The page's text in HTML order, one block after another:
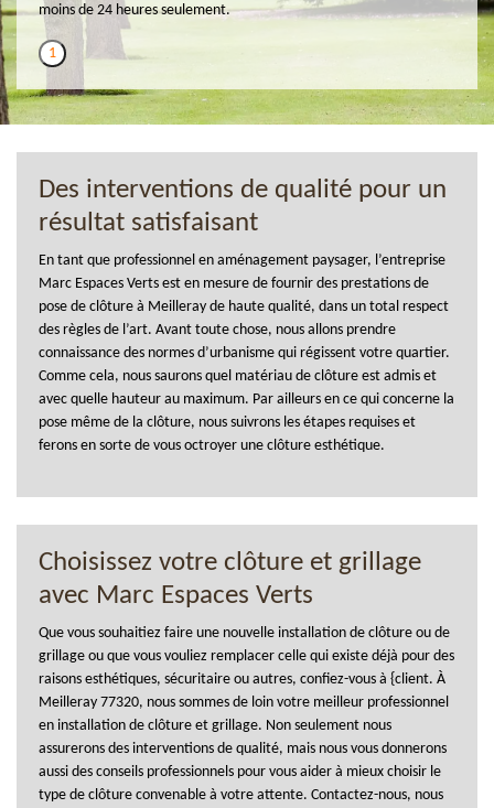
moins de 24 heures seulement.
1
Des interventions de qualité pour un
résultat satisfaisant
En tant que professionnel en aménagement paysager, l’entreprise
Marc Espaces Verts est en mesure de fournir des prestations de
pose de clôture à Meilleray de haute qualité, dans un total respect
des règles de l’art. Avant toute chose, nous allons prendre
connaissance des normes d’urbanisme qui régissent votre quartier.
Comme cela, nous saurons quel matériau de clôture est admis et
avec quelle hauteur au maximum. Par ailleurs en ce qui concerne la
pose même de la clôture, nous suivrons les étapes requises et
ferons en sorte de vous octroyer une clôture esthétique.
Choisissez votre clôture et grillage
avec Marc Espaces Verts
Que vous souhaitiez faire une nouvelle installation de clôture ou de
grillage ou que vous vouliez remplacer celle qui existe déjà pour des
raisons esthétiques, sécuritaire ou autres, confiez-vous à {client. À
Meilleray 77320, nous sommes de loin votre meilleur professionnel
en installation de clôture et grillage. Non seulement nous
assurerons des interventions de qualité, mais nous vous donnerons
aussi des conseils professionnels pour vous aider à mieux choisir le
type de clôture convenable à votre attente. Contactez-nous, nous